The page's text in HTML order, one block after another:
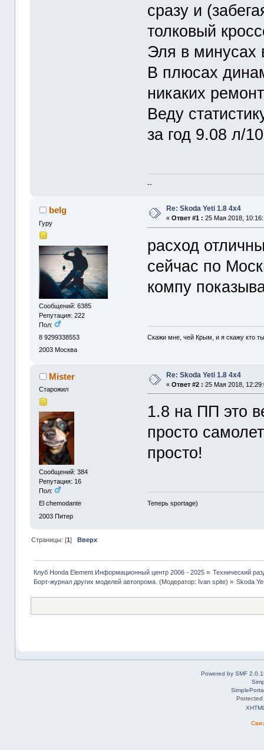
сразу и
толковый
Эля в минусах
В плюсах
никаких
Веду
за год 9.08 л/
--
belg
Гуру
Сообщений: 6385
Репутация: 222
Пол:
8 9299338553
2003 Москва
Re: Skoda Yeti 1.8 4x4
«Ответ #1 : 25 Мая 2018,
расход
сейчас по
компу
Скажи мне, чей Крым, и я скажу кто
Mister
Старожил
Сообщений: 384
Репутация: 16
Пол:
El chemodante
2003 Питер
Re: Skoda Yeti 1.8 4x4
«Ответ #2 : 25 Мая 2018,
1.8 на ПП это
просто
просто!
Теперь sportage)
Страницы: [1] Вверх
Клуб Honda Element Информационный центр 2006 - 2025» Технический
Борт-журнал других моделей автопрома. (Модератор: Ivan spite) » Skoda
Powered by SMF